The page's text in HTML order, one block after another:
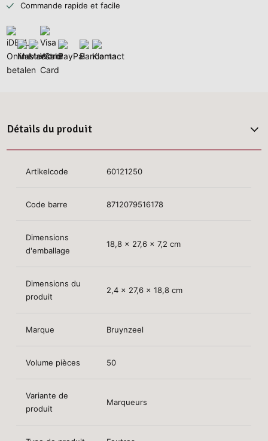
Commande rapide et facile
Détails du produit
Artikelcode 60121250
Code barre 8712079516178
Dimensions
d'emballage
18,8 x 27,6 x 7,2 cm
Dimensions du
produit
2,4 x 27,6 x 18,8 cm
Marque Bruynzeel
Volume pièces 50
Variante de
produit
Marqueurs